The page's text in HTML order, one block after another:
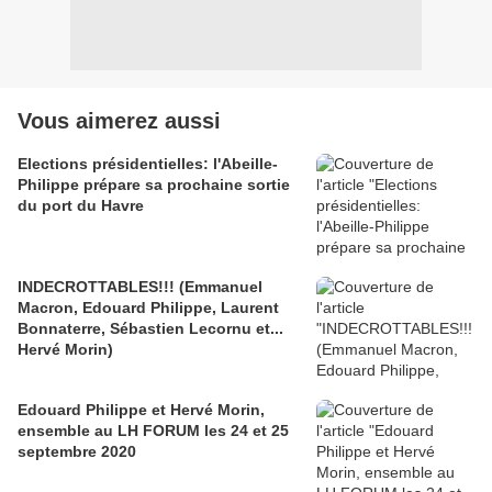
Vous aimerez aussi
Elections présidentielles: l'Abeille-
Philippe prépare sa prochaine sortie
du port du Havre
INDECROTTABLES!!! (Emmanuel
Macron, Edouard Philippe, Laurent
Bonnaterre, Sébastien Lecornu et...
Hervé Morin)
Edouard Philippe et Hervé Morin,
ensemble au LH FORUM les 24 et 25
septembre 2020